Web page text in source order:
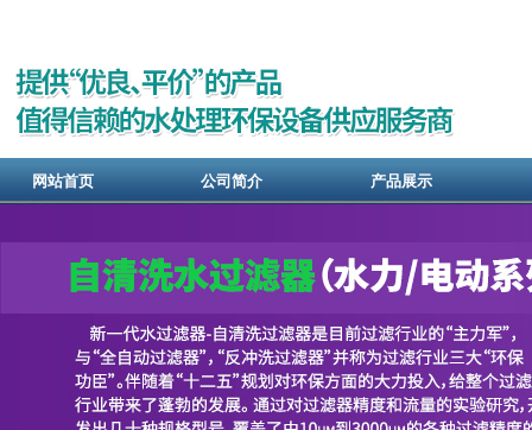
网站首页 公司简介 产品展示